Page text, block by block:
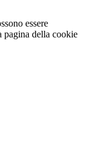
essere
pagina della cookie